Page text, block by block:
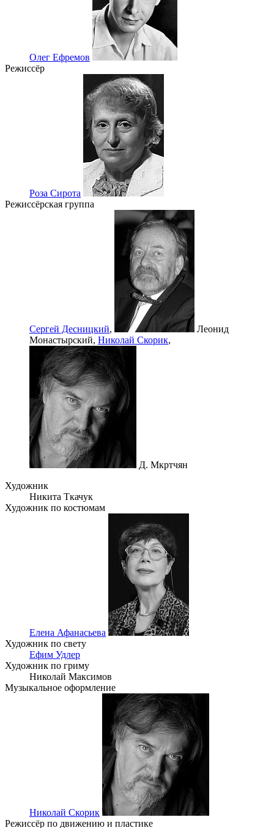
Олег Ефремов
Режиссёр
Роза Сирота
Режиссёрская группа
Сергей Десницкий,
Леонид
Монастырский, Николай Скорик,
Д. Мкртчян
Художник
Никита Ткачук
Художник по костюмам
Елена Афанасьева
Художник по свету
Ефим Удлер
Художник по гриму
Николай Максимов
Музыкальное оформление
Николай Скорик
Режиссёр по движению и пластике